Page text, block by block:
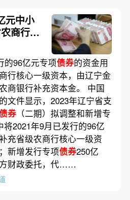
元中小
商行资
的96亿元专项债券的资金用
行核心一级资本，由辽宁金
银行补充资本金。 中国
文件显示，2023年辽宁省支
券（二期）拟调整和新增专
将2021年9月已发行的96亿
充省级农商行核心一级资
新增发行专项债券250亿
财政委托，代……